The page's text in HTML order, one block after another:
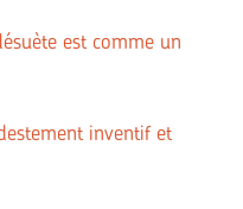
est comme un
inventif et